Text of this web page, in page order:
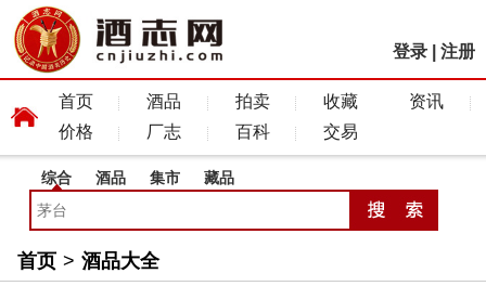
登录 注册
首页 酒品 拍卖 收藏
资讯
价格
厂志 百科 交易
综合 酒品 集市 藏品
首页 > 酒品大全